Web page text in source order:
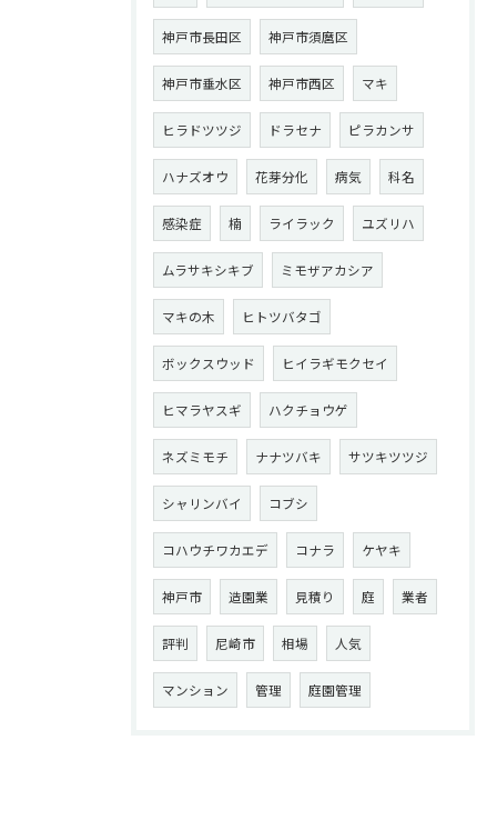
神戸市長田区 神戸市須麿区
神戸市垂水区 神戸市西区 マキ
ヒラドツツジ ドラセナ ピラカンサ
ハナズオウ 花芽分化 病気 科名
感染症 楠 ライラック ユズリハ
ムラサキシキブ ミモザアカシア
マキの木 ヒトツバタゴ
ボックスウッド ヒイラギモクセイ
ヒマラヤスギ ハクチョウゲ
ネズミモチ ナナツバキ サツキツツジ
シャリンバイ コブシ
コハウチワカエデ コナラ ケヤキ
神戸市 造園業 見積り 庭 業者
評判 尼崎市 相場 人気
マンション 管理 庭園管理